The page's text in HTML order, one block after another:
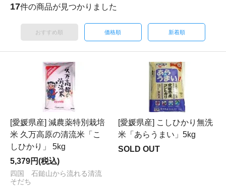
17件の商品が見つかりました
おすすめ順 価格順 新着順
[愛媛県産] 減農薬特別栽培
米 久万高原の清流米「こ
しひかり」 5kg
5,379円(税込)
四国 石鎚山から流れる清流
そだち
[愛媛県産] こしひかり無洗
米「あらうまい」5kg
SOLD OUT